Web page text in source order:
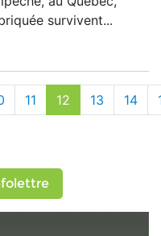
survivent...
11 12 13 14